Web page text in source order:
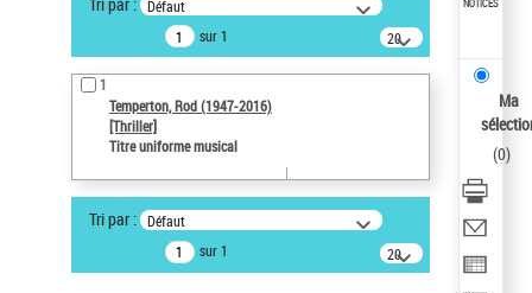
Recherche avancée dans les
notices d’autorité
Œuvres liées à l'auteur :
Temperton, Rod (1947-2016)
Auteur d’œuvre
Type de notice d'autorité
Défaut
sur 1
20
résultats/page
1
Temperton, Rod (1947-2016)
[Thriller]
Titre uniforme musical
Tri par : Défaut
sur 1
20
résultats/page
NOTICES
Ma
(0)